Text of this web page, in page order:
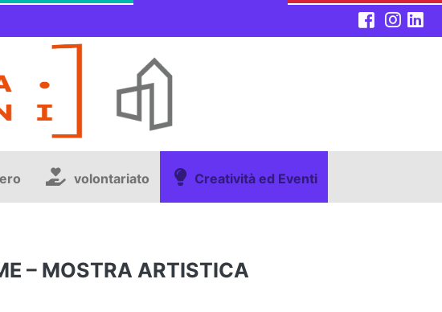
volontariato Creatività ed Eventi
– MOSTRA ARTISTICA